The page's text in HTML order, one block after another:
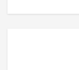
k